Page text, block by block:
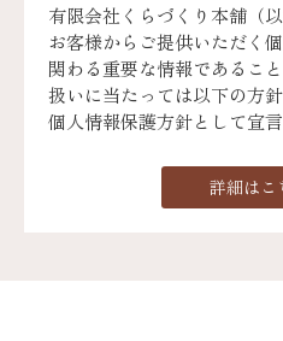
有限会社くらづくり本舗（
お客様からご提供いただく
関わる重要な情報であるこ
扱いに当たっては以下の方
個人情報保護方針として宣言
詳細はこ